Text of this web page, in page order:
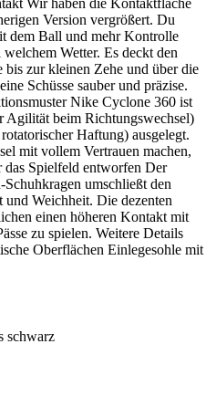
Version vergrößert. Du
dem Ball und mehr Kontrolle
Wetter. Es deckt den
bis zur kleinen Zehe und über die
Schüsse sauber und präzise.
Nike Cyclone 360 ist
Agilität beim Richtungswechsel)
Haftung) ausgelegt.
mit vollem Vertrauen machen,
Spielfeld entworfen Der
umschließt den
Weichheit. Die dezenten
einen höheren Kontakt mit
zu spielen. Weitere Details
Oberflächen Einlegesohle mit
schwarz